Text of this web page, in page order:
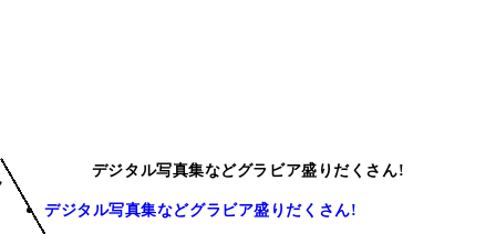
デジタル写真集などグラビア盛りだくさん!
デジタル写真集などグラビア盛りだくさん!